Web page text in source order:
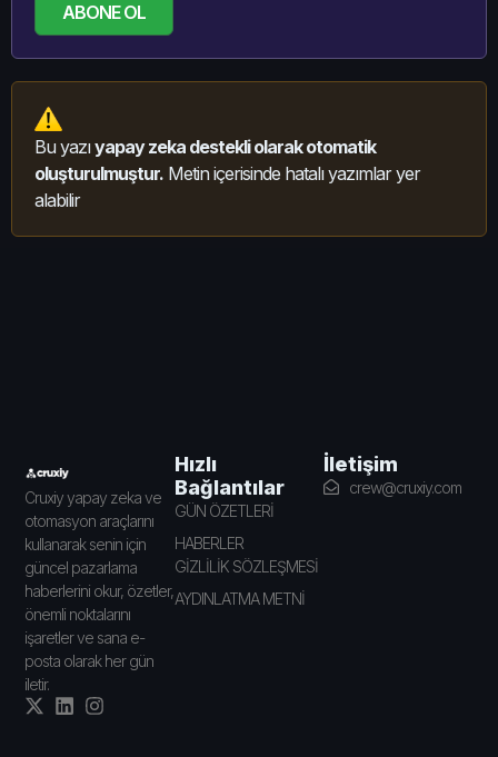
ABONE OL
Bu yazıyapay zeka destekli olarak otomatik
oluşturulmuştur. Metin içerisinde hatalı yazımlar yer
alabilir
Cruxiy yapay zeka ve
otomasyon araçlarını
kullanarak senin için
güncel pazarlama
haberlerini okur, özetler,
önemli noktalarını
işaretler ve sana e-
posta olarak her gün
iletir.
Hızlı
Bağlantılar
GÜN ÖZETLERİ
HABERLER
GİZLİLİK SÖZLEŞMESİ
AYDINLATMA METNİ
İletişim
crew@cruxiy.com